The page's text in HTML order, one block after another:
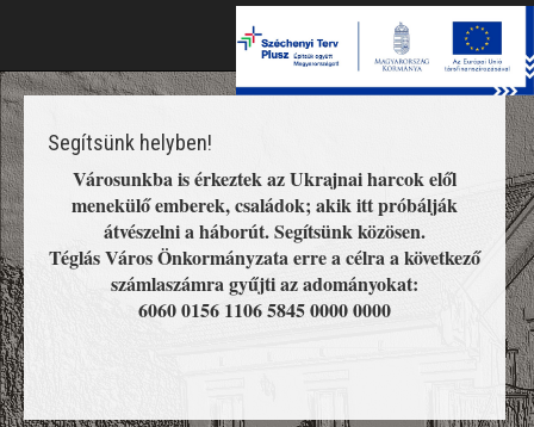
Segítsünk helyben!
Városunkba is érkeztek az Ukrajnai harcok elől
menekülő emberek, családok; akik itt próbálják
átvészelni a háborút. Segítsünk közösen.
Téglás Város Önkormányzata erre a célra a következő
számlaszámra gyűjti az adományokat:
6060 0156 1106 5845 0000 0000